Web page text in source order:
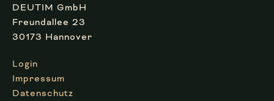
DEUTIM GmbH
Freundallee 23
30173 Hannover
Login
Impressum
Datenschutz